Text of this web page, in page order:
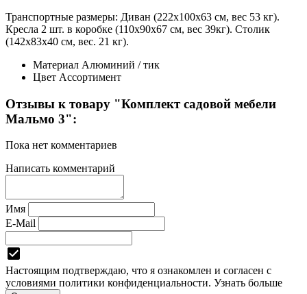
Транспортные размеры: Диван (222х100х63 см, вес 53 кг).
Кресла 2 шт. в коробке (110х90х67 см, вес 39кг). Столик
(142х83х40 см, вес. 21 кг).
Материал Алюминий / тик
Цвет Ассортимент
Отзывы к товару "Комплект садовой мебели
Мальмо 3":
Пока нет комментариев
Написать комментарий
Имя
E-Mail
Настоящим подтверждаю, что я ознакомлен и согласен с
условиями политики конфиденциальности. Узнать больше